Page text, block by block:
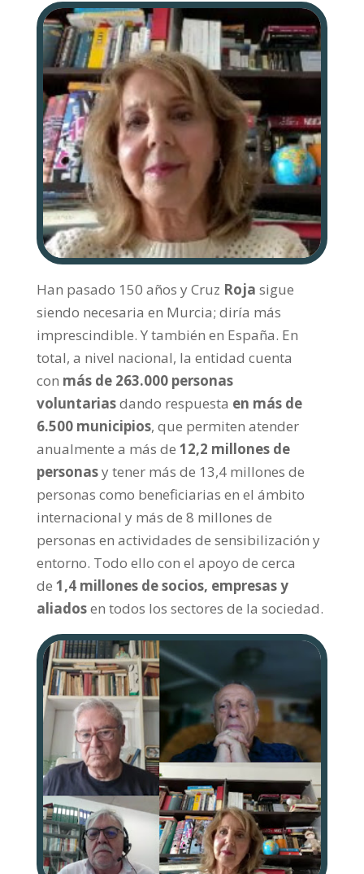
Han pasado 150 años y Cruz Roja sigue
siendo necesaria en Murcia; diría más
imprescindible. Y también en España. En
total, a nivel nacional, la entidad cuenta
con más de 263.000 personas
voluntariasdando respuesta en más de
6.500 municipios, que permiten atender
anualmente a más de 12,2 millones de
personasy tener más de 13,4 millones de
personas como beneficiarias en el ámbito
internacional y más de 8 millones de
personas en actividades de sensibilización y
entorno. Todo ello con el apoyo de cerca
de 1,4 millones de socios, empresas y
aliadosen todos los sectores de la sociedad.